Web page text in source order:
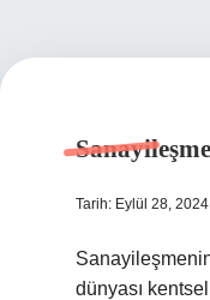
Tarih: Eylül 28, 2024
dünyası